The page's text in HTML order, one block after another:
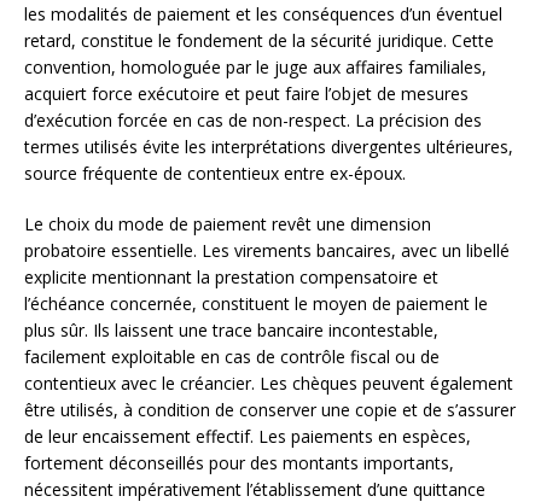
les modalités de paiement et les conséquences d’un éventuel
retard, constitue le fondement de la sécurité juridique. Cette
convention, homologuée par le juge aux affaires familiales,
acquiert force exécutoire et peut faire l’objet de mesures
d’exécution forcée en cas de non-respect. La précision des
termes utilisés évite les interprétations divergentes ultérieures,
source fréquente de contentieux entre ex-époux.
Le choix du mode de paiement revêt une dimension
probatoire essentielle. Les virements bancaires, avec un libellé
explicite mentionnant la prestation compensatoire et
l’échéance concernée, constituent le moyen de paiement le
plus sûr. Ils laissent une trace bancaire incontestable,
facilement exploitable en cas de contrôle fiscal ou de
contentieux avec le créancier. Les chèques peuvent également
être utilisés, à condition de conserver une copie et de s’assurer
de leur encaissement effectif. Les paiements en espèces,
fortement déconseillés pour des montants importants,
nécessitent impérativement l’établissement d’une quittance